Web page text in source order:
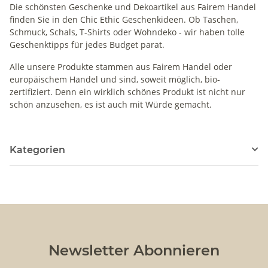
Die schönsten Geschenke und Dekoartikel aus Fairem Handel
finden Sie in den Chic Ethic Geschenkideen. Ob Taschen,
Schmuck, Schals, T-Shirts oder Wohndeko - wir haben tolle
Geschenktipps für jedes Budget parat.
Alle unsere Produkte stammen aus Fairem Handel oder
europäischem Handel und sind, soweit möglich, bio-
zertifiziert. Denn ein wirklich schönes Produkt ist nicht nur
schön anzusehen, es ist auch mit Würde gemacht.
Kategorien
Newsletter Abonnieren